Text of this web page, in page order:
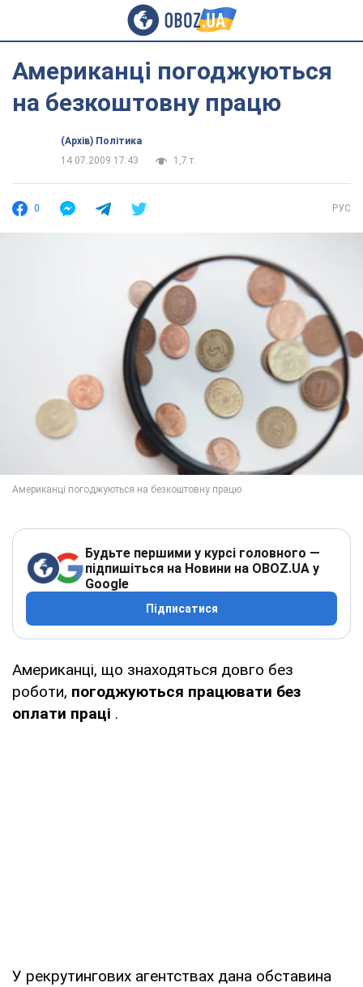
Американці погоджуються
на безкоштовну працю
(Архів) Політика
14.07.2009 17:43
1,7 т.
0 РУС
Будьте першими у курсі головного —
підпишіться на Новини на OBOZ.UA у
Google
Підписатися
Американці, що знаходяться довго без
роботи, погоджуються працювати без
оплати праці .
У рекрутингових агентствах дана обставина